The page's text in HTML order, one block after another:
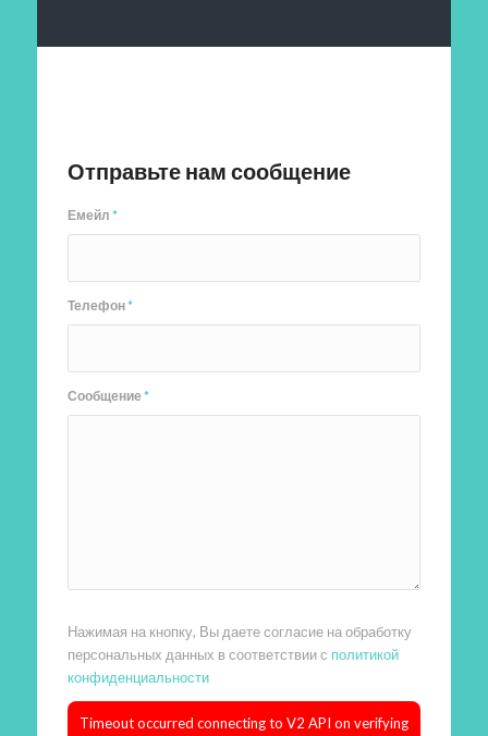
Отправьте нам сообщение
Емейл*
Телефон*
Сообщение*
Нажимая на кнопку, Вы даете согласие на обработку
персональных данных в соответствии с политикой
конфиденциальности
Timeout occurred connecting to V2 API on verifying